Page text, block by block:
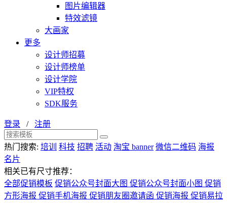
图片编辑器
特效滤镜
大画家
更多
设计师招募
设计师榜单
设计学院
VIP特权
SDK服务
登录 / 注册
热门搜索: 培训 科技 招聘 活动 淘宝 banner 微信二维码 海报
名片
相关已有尺寸推荐：
全部促销模板 促销公众号封面大图 促销公众号封面小图 促销
方形海报 促销手机海报 促销朋友圈邀请函 促销海报 促销易拉